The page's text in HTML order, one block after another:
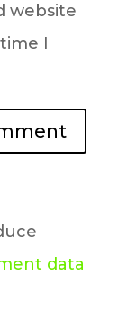
website
I
data